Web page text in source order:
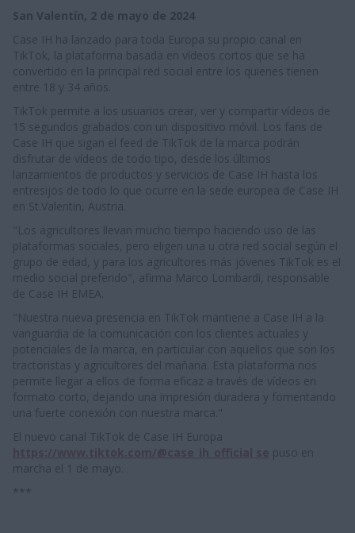
San Valentín, 2 de mayo de 2024
Case IH ha lanzado para toda Europa su propio canal en
TikTok, la plataforma basada en vídeos cortos que se ha
convertido en la principal red social entre los quienes tienen
entre 18 y 34 años.
TikTok permite a los usuarios crear, ver y compartir vídeos de
15 segundos grabados con un dispositivo móvil. Los fans de
Case IH que sigan el feed de TikTok de la marca podrán
disfrutar de vídeos de todo tipo, desde los últimos
lanzamientos de productos y servicios de Case IH hasta los
entresijos de todo lo que ocurre en la sede europea de Case IH
en St.Valentin, Austria.
"Los agricultores llevan mucho tiempo haciendo uso de las
plataformas sociales, pero eligen una u otra red social según el
grupo de edad, y para los agricultores más jóvenes TikTok es el
medio social preferido", afirma Marco Lombardi, responsable
de Case IH EMEA.
"Nuestra nueva presencia en TikTok mantiene a Case IH a la
vanguardia de la comunicación con los clientes actuales y
potenciales de la marca, en particular con aquellos que son los
tractoristas y agricultores del mañana. Esta plataforma nos
permite llegar a ellos de forma eficaz a través de vídeos en
formato corto, dejando una impresión duradera y fomentando
una fuerte conexión con nuestra marca."
El nuevo canal TikTok de Case IH Europa
puso en
marcha el 1 de mayo.
***